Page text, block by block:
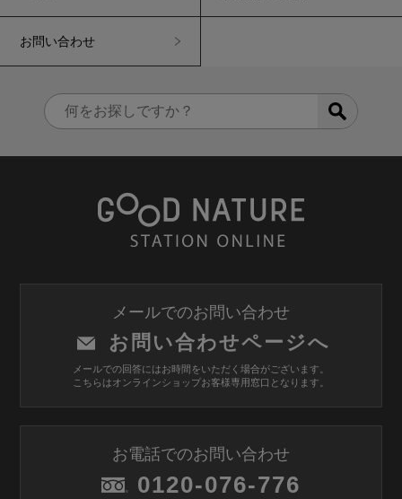
お問い合わせ
メールでのお問い合わせ
お問い合わせページへ
メールでの回答にはお時間をいただく場合がございます。
こちらはオンラインショップお客様専用窓口となります。
お電話でのお問い合わせ
0120-076-776